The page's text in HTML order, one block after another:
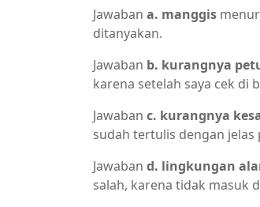
Jawaban a. manggis
ditanyakan.
Jawaban b. kurangnya
karena setelah saya cek di
Jawaban c. kurangnya
sudah tertulis dengan
Jawaban d. lingkungan
salah, karena tidak masuk